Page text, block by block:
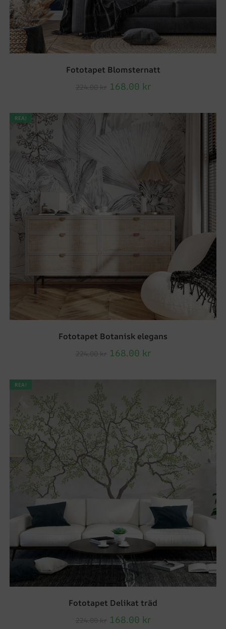
Fototapet Blomsternatt
168.00 kr
REA!
Fototapet Botanisk elegans
168.00 kr
REA!
Fototapet Delikat träd
168.00 kr